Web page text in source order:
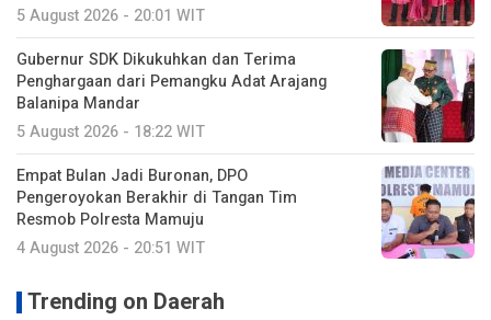
5 August 2026 - 20:01 WIT
Gubernur SDK Dikukuhkan dan Terima
Penghargaan dari Pemangku Adat Arajang
Balanipa Mandar
5 August 2026 - 18:22 WIT
Empat Bulan Jadi Buronan, DPO
Pengeroyokan Berakhir di Tangan Tim
Resmob Polresta Mamuju
4 August 2026 - 20:51 WIT
Trending on Daerah